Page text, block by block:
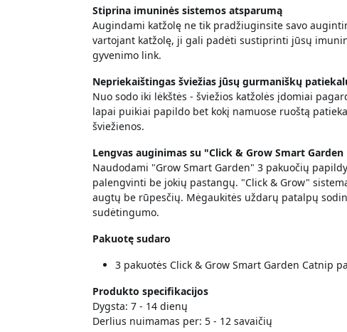
Stiprina imuninės sistemos atsparumą
Augindami katžolę ne tik pradžiuginsite savo
vartojant katžolę, ji gali padėti sustiprinti jūsų
gyvenimo link.
Nepriekaištingas šviežias jūsų gurmaniškų
Nuo sodo iki lėkštės - šviežios katžolės įdomiai
lapai puikiai papildo bet kokį namuose ruoštą
šviežienos.
Lengvas auginimas su "Click & Grow Smart Garden
Naudodami "Grow Smart Garden" 3 pakuočių
palengvinti be jokių pastangų. "Click & Grow"
augtų be rūpesčių. Mėgaukitės uždarų patalpų
sudėtingumo.
Pakuotę sudaro
3 pakuotės Click & Grow Smart Garden Catnip
Produkto specifikacijos
Dygsta: 7 - 14 dienų
Derlius nuimamas per: 5 - 12 savaičių